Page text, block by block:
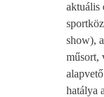
aktuális
show),
műsort,
hatálya